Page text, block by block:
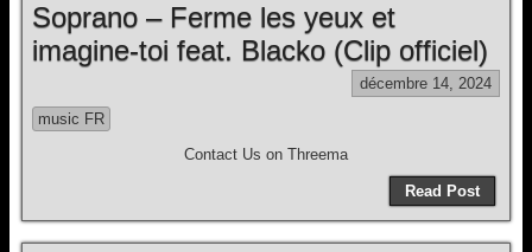
Soprano – Ferme les yeux et
imagine-toi feat. Blacko (Clip officiel)
décembre 14, 2024
music FR
Contact Us on Threema
Read Post